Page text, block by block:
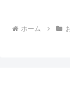
ホーム